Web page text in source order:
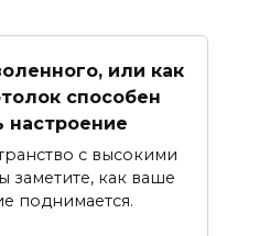
или как
способен
настроение
с высокими
заметите, как ваше
поднимается.